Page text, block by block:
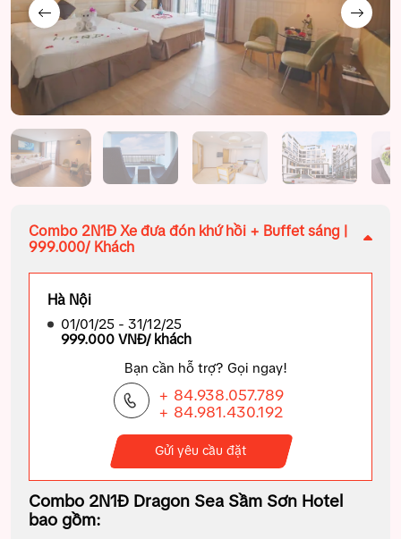
Combo 2N1Đ Xe đưa đón khứ hồi + Buffet sáng |
999.000/ Khách
Hà Nội
01/01/25 - 31/12/25
999.000 VNĐ/ khách
Bạn cần hỗ trợ? Gọi ngay!
+ 84.938.057.789
+ 84.981.430.192
Gửi yêu cầu đặt
Combo 2N1Đ Dragon Sea Sầm Sơn Hotel
bao gồm: